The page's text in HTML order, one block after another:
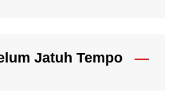
Jatuh Tempo